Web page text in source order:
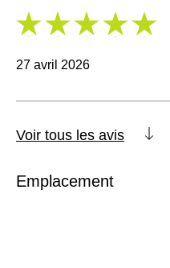
5
27 avril 2026
Voir tous les avis
Emplacement